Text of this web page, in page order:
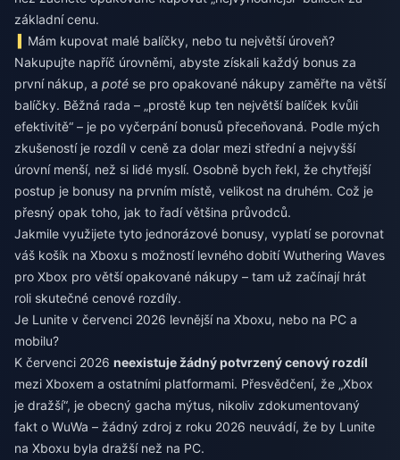
základní cenu.
Mám kupovat malé balíčky, nebo tu největší úroveň?
Nakupujte napříč úrovněmi, abyste získali každý bonus za
první nákup, a poté se pro opakované nákupy zaměřte na větší
balíčky. Běžná rada – „prostě kup ten největší balíček kvůli
efektivitě“ – je po vyčerpání bonusů přeceňovaná. Podle mých
zkušeností je rozdíl v ceně za dolar mezi střední a nejvyšší
úrovní menší, než si lidé myslí. Osobně bych řekl, že chytřejší
postup je bonusy na prvním místě, velikost na druhém. Což je
přesný opak toho, jak to řadí většina průvodců.
Jakmile využijete tyto jednorázové bonusy, vyplatí se porovnat
váš košík na Xboxu s možností levného dobití Wuthering Waves
pro Xbox pro větší opakované nákupy – tam už začínají hrát
roli skutečné cenové rozdíly.
Je Lunite v červenci 2026 levnější na Xboxu, nebo na PC a
mobilu?
K červenci 2026 neexistuje žádný potvrzený cenový rozdíl
mezi Xboxem a ostatními platformami. Přesvědčení, že „Xbox
je dražší“, je obecný gacha mýtus, nikoliv zdokumentovaný
fakt o WuWa – žádný zdroj z roku 2026 neuvádí, že by Lunite
na Xboxu byla dražší než na PC.